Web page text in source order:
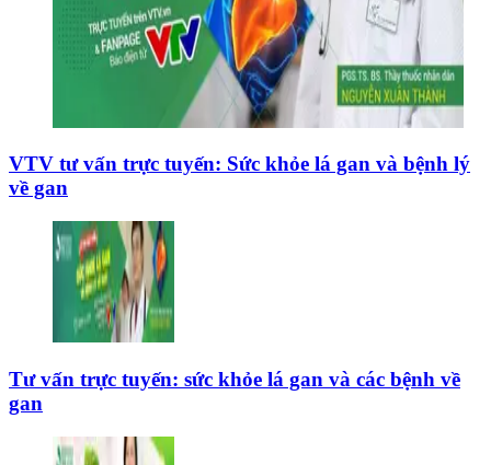
VTV tư vấn trực tuyến: Sức khỏe lá gan và bệnh lý
về gan
Tư vấn trực tuyến: sức khỏe lá gan và các bệnh về
gan